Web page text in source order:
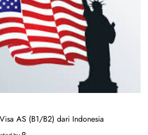
AS (B1/B2) dari Indonesia